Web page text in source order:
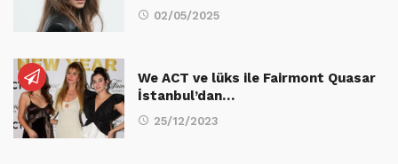
02/05/2025
We ACT ve lüks ile Fairmont Quasar
İstanbul’dan…
25/12/2023